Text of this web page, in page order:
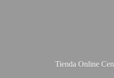
Tienda Online